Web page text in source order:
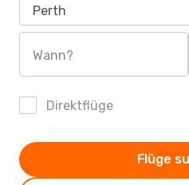
Perth
Wann?
Direktflüge
Flüge